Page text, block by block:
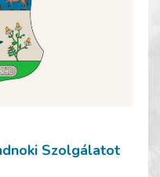
Szolgálatot